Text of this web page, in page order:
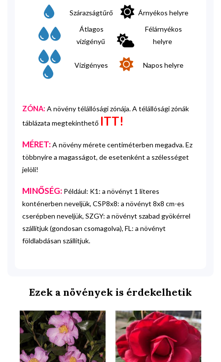
Szárazságtűrő
Árnyékos helyre
Átlagos
vízigényű
Félárnyékos
helyre
Vízigényes Napos helyre
ZÓNA: A növény télállósági zónája. A télállósági zónák
táblázata megtekinthető ITT!
MÉRET:A növény mérete centiméterben megadva. Ez
többnyire a magasságot, de esetenként a szélességet
jelöli!
MINŐSÉG: Például: K1: a növényt 1 literes
konténerben neveljük, CSP8x8: a növényt 8x8 cm-es
cserépben neveljük, SZGY: a növényt szabad gyökérrel
szállítjuk (gondosan csomagolva), FL: a növényt
földlabdásan szállítjuk.
Ezek a növények is érdekelhetik